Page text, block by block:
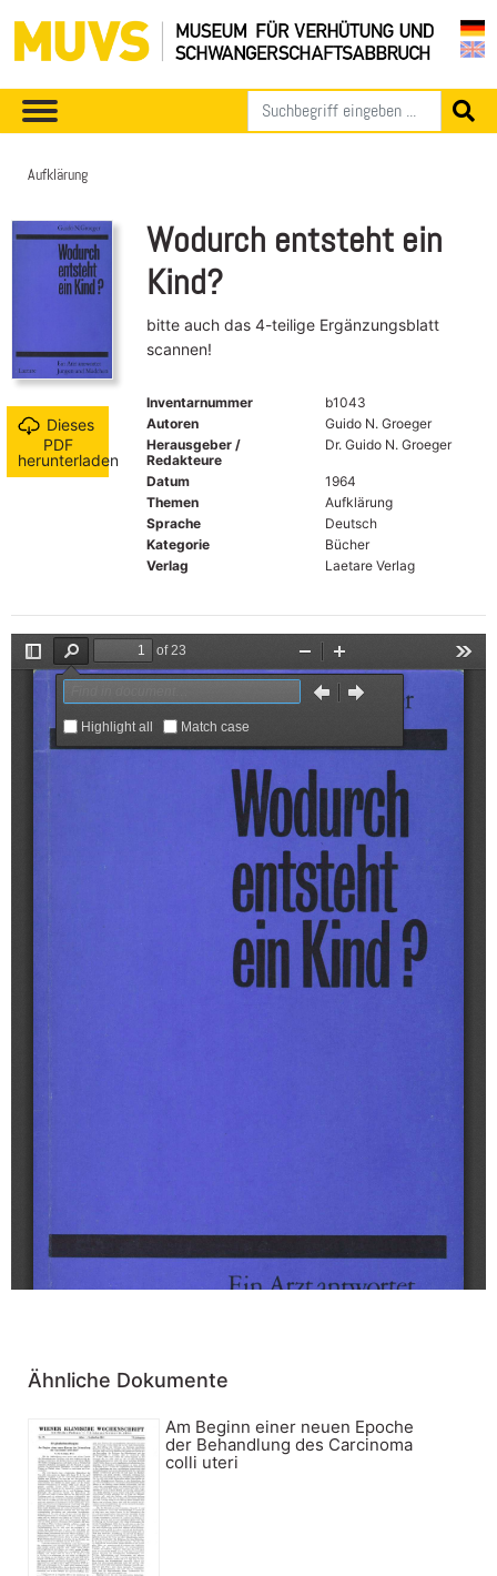
Aufklärung
Dieses
PDF
herunterladen
Wodurch entsteht ein
Kind?
bitte auch das 4-teilige Ergänzungsblatt
scannen!
Inventarnummer
b1043
Autoren
Guido N. Groeger
Herausgeber /
Redakteure
Dr. Guido N. Groeger
Datum
1964
Themen
Aufklärung
Sprache
Deutsch
Kategorie
Bücher
Verlag
Laetare Verlag
Ähnliche Dokumente
Am Beginn einer neuen Epoche
der Behandlung des Carcinoma
colli uteri